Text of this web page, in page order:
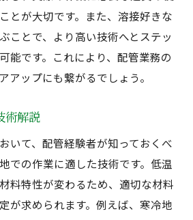
とが大切です。また、溶接好きな
ことで、より高い技術へとステッ
能です。これにより、配管業務の
アップにも繋がるでしょう。
術解説
いて、配管経験者が知っておくべ
での作業に適した技術です。低温
料特性が変わるため、適切な材料
が求められます。例えば、寒冷地